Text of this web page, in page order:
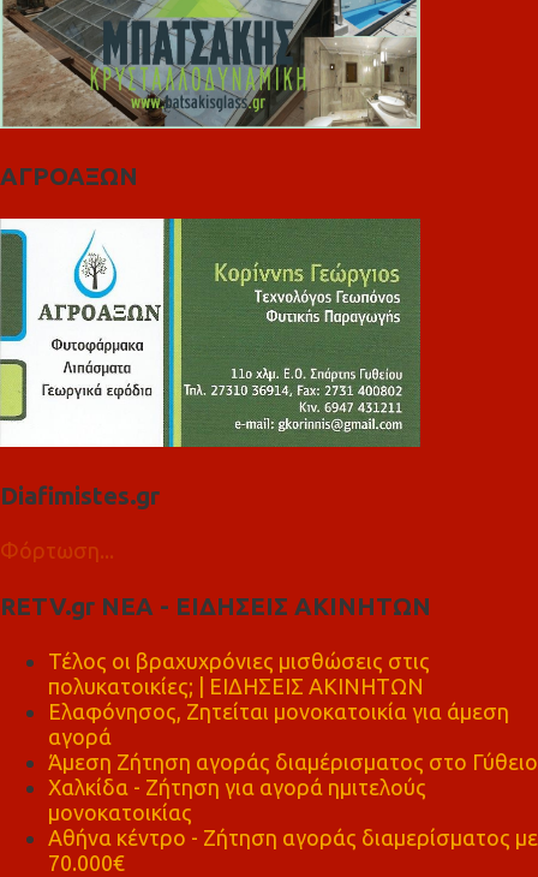
ΑΓΡΟΑΞΩΝ
Diafimistes.gr
Φόρτωση...
RETV.gr ΝΕΑ - ΕΙΔΗΣΕΙΣ ΑΚΙΝΗΤΩΝ
Τέλος οι βραχυχρόνιες μισθώσεις στις
πολυκατοικίες; | ΕΙΔΗΣΕΙΣ ΑΚΙΝΗΤΩΝ
Ελαφόνησος, Ζητείται μονοκατοικία για άμεση
αγορά
Άμεση Ζήτηση αγοράς διαμέρισματος στο Γύθειο
Χαλκίδα - Ζήτηση για αγορά ημιτελούς
μονοκατοικίας
Αθήνα κέντρο - Ζήτηση αγοράς διαμερίσματος με
70.000€